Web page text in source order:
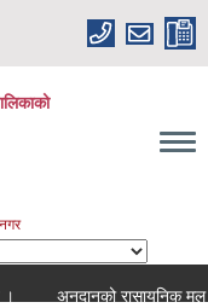
अनुदानको रासायनिक मल